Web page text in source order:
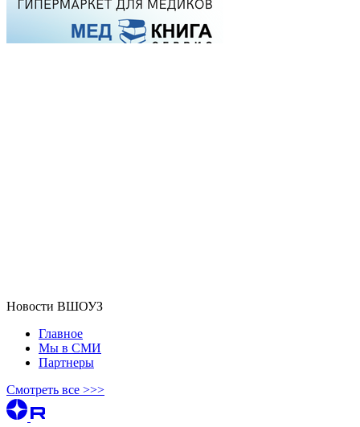
Новости ВШОУЗ
Главное
Мы в СМИ
Партнеры
Смотреть все >>>